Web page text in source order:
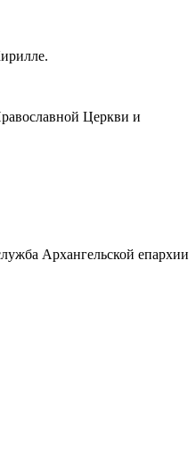
Церкви и
Архангельской епархии